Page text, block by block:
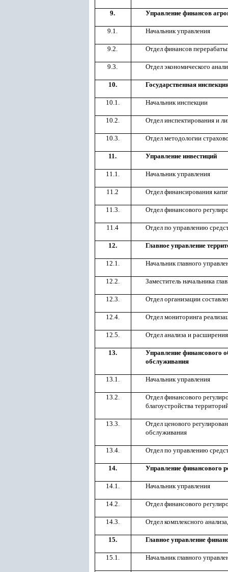
9. Управление финансов
9.1. Начальник управления
9.2. Отдел финансов
9.3. Отдел экономического
10. Государственная
10.1. Начальник инспекции
10.2. Отдел инспектирования и
10.3. Отдел методологии
11. Управление инвестиций
11.1. Начальник управления
11.2 Отдел финансирования
11.3. Отдел финансового
11.4 Отдел по управлению
12. Главное управление
12.1. Начальник главного
12.2. Заместитель начальника
12.3. Отдел организации
12.4. Отдел мониторинга
12.5. Отдел анализа и
13.
Управление финансового
обслуживания
13.1. Начальник управления
13.2.
Отдел финансового
благоустройства
13.3.
Отдел ценового
обслуживания
13.4. Отдел по управлению
14. Управление финансового
14.1. Начальник управления
14.2. Отдел финансового
14.3. Отдел комплексного
15. Главное управление
15.1. Начальник главного